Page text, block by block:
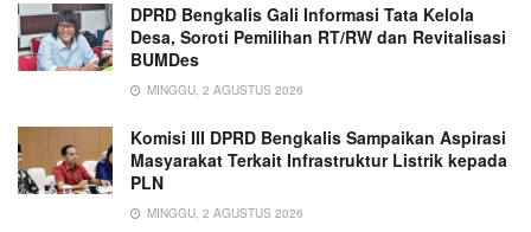
DPRD Bengkalis Gali Informasi Tata Kelola
Desa, Soroti Pemilihan RT/RW dan Revitalisasi
BUMDes
MINGGU, 2 AGUSTUS 2026
Komisi III DPRD Bengkalis Sampaikan Aspirasi
Masyarakat Terkait Infrastruktur Listrik kepada
PLN
MINGGU, 2 AGUSTUS 2026